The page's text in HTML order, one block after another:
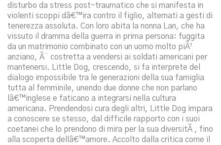
disturbo da stress post-traumatico che si manifesta in
violenti scoppi dâ€™ira contro il figlio, alternati a gesti di
tenerezza assoluta. Con loro abita la nonna Lan, che ha
vissuto il dramma della guerra in prima persona: fuggita
da un matrimonio combinato con un uomo molto piÃ¹
anziano, Ã¨ costretta a vendersi ai soldati americani per
mantenersi. Little Dog, crescendo, si fa interprete del
dialogo impossibile tra le generazioni della sua famiglia
tutta al femminile, unendo due donne che non parlano
lâ€™inglese e faticano a integrarsi nella cultura
americana. Prendendosi cura degli altri, Little Dog impara
a conoscere se stesso, dal difficile rapporto con i suoi
coetanei che lo prendono di mira per la sua diversitÃ , fino
alla scoperta dellâ€™amore. Accolto dalla critica come il